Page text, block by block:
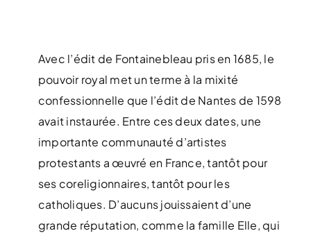
Avec l’édit de Fontainebleau pris en 1685, le
pouvoir royal met un terme à la mixité
confessionnelle que l’édit de Nantes de 1598
avait instaurée. Entre ces deux dates, une
importante communauté d’artistes
protestants a œuvré en France, tantôt pour
ses coreligionnaires, tantôt pour les
catholiques. D’aucuns jouissaient d’une
grande réputation, comme la famille Elle, qui